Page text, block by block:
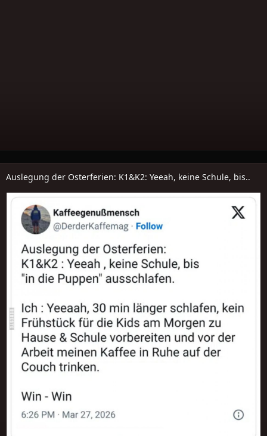
Auslegung der Osterferien: K1&K2: Yeeah, keine Schule, bis..